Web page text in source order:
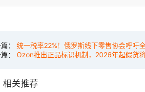
： 统一税率22%！俄罗斯线下零售协会呼吁
： Ozon推出正品标识机制，2026年起假货
相关推荐